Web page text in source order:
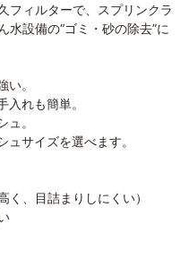
フィルターで、スプリンクラ
水設備の“ゴミ・砂の除去”に
。
れも簡単。
。
サイズを選べます。
く、目詰まりしにくい）